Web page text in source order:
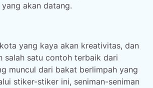
akan datang.
yang kaya akan kreativitas, dan
salah satu contoh terbaik dari
muncul dari bakat berlimpah yang
stiker-stiker ini, seniman-seniman